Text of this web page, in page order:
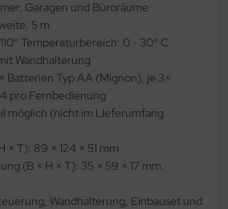
Garagen und Büroräume
5 m
Temperaturbereich: 0 - 30° C
Wandhalterung
Batterien Typ AA (Mignon), je 3×
pro Fernbedienung
möglich (nicht im LIeferumfang
× T): 89 × 124 × 51 mm
(B × H × T): 35 × 59 × 17 mm,
Wandhalterung, Einbauset und